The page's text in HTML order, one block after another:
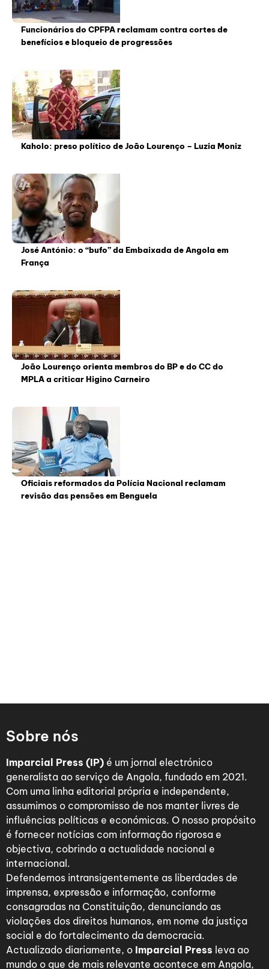
Funcionários do CPFPA reclamam contra cortes de
benefícios e bloqueio de progressões
Kaholo: preso político de João Lourenço – Luzia Moniz
José António: o “bufo” da Embaixada de Angola em
França
João Lourenço orienta membros do BP e do CC do
MPLA a criticar Higino Carneiro
Oficiais reformados da Polícia Nacional reclamam
revisão das pensões em Benguela
Sobre nós
Imparcial Press (IP) é um jornal electrónico
generalista ao serviço de Angola, fundado em 2021.
Com uma linha editorial própria e independente,
assumimos o compromisso de nos manter livres de
influências políticas e económicas. O nosso propósito
é fornecer notícias com informação rigorosa e
objectiva, cobrindo a actualidade nacional e
internacional.
Defendemos intransigentemente as liberdades de
imprensa, expressão e informação, conforme
consagradas na Constituição, denunciando as
violações dos direitos humanos, em nome da justiça
social e do fortalecimento da democracia.
Actualizado diariamente, o Imparcial Press leva ao
mundo o que de mais relevante acontece em Angola,